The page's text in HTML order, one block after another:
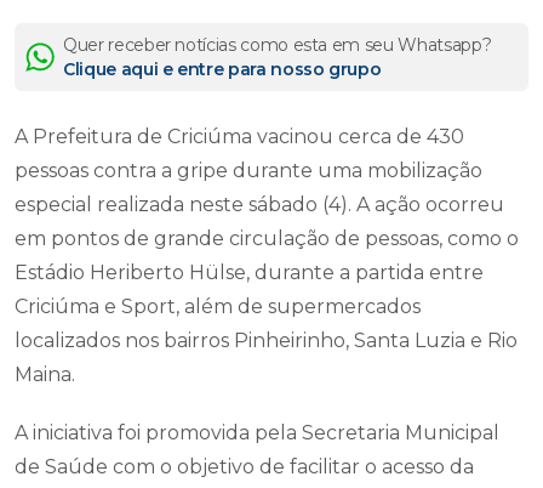
Quer receber notícias como esta em seu Whatsapp?
Clique aqui e entre para nosso grupo
A Prefeitura de Criciúma vacinou cerca de 430
pessoas contra a gripe durante uma mobilização
especial realizada neste sábado (4). A ação ocorreu
em pontos de grande circulação de pessoas, como o
Estádio Heriberto Hülse, durante a partida entre
Criciúma e Sport, além de supermercados
localizados nos bairros Pinheirinho, Santa Luzia e Rio
Maina.
A iniciativa foi promovida pela Secretaria Municipal
de Saúde com o objetivo de facilitar o acesso da